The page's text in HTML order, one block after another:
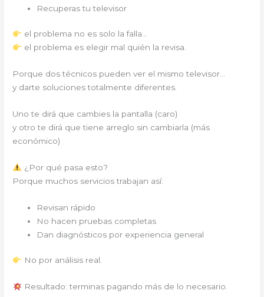
Recuperas tu televisor
el problema no es solo la falla…
el problema es elegir mal quién la revisa.
Porque dos técnicos pueden ver el mismo televisor…
y darte soluciones totalmente diferentes.
Uno te dirá que cambies la pantalla (caro)
y otro te dirá que tiene arreglo sin cambiarla (más
económico)
¿Por qué pasa esto?
Porque muchos servicios trabajan así:
Revisan rápido
No hacen pruebas completas
Dan diagnósticos por experiencia general
No por análisis real.
Resultado: terminas pagando más de lo necesario.